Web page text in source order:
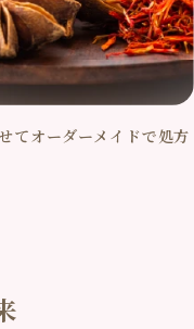
てオーダーメイドで処方